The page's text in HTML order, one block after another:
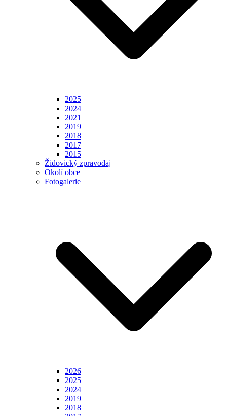
2025
2024
2021
2019
2018
2017
2015
Židovický zpravodaj
Okolí obce
Fotogalerie
2026
2025
2024
2019
2018